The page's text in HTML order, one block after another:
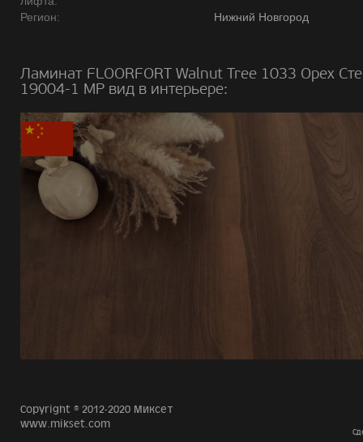
Регион:
Нижний Новгород
Ламинат FLOORFORT Walnut Tree 1033 Орех
19004-1 MP вид в интерьере:
Copyright © 2012-2020 Миксет
www.mikset.com